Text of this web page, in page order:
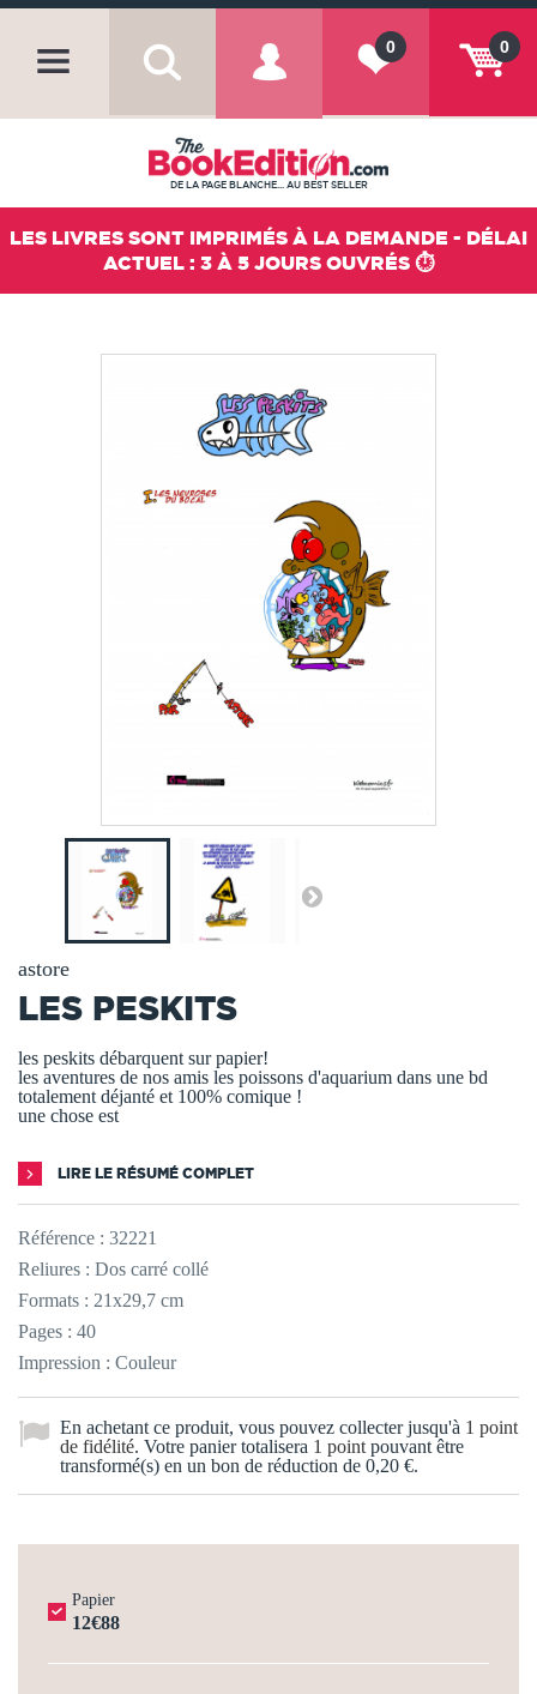
0
0
DE LA PAGE BLANCHE... AU BEST SELLER
LES LIVRES SONT IMPRIMÉS À LA DEMANDE - DÉLAI
ACTUEL : 3 À 5 JOURS OUVRÉS ⏱️
astore
LES PESKITS
les peskits débarquent sur papier!
les aventures de nos amis les poissons d'aquarium dans une bd
totalement déjanté et 100% comique !
une chose est
LIRE LE RÉSUMÉ COMPLET
Référence : 32221
Reliures : Dos carré collé
Formats : 21x29,7 cm
Pages : 40
Impression : Couleur
En achetant ce produit, vous pouvez collecter jusqu'à 1 point
de fidélité. Votre panier totalisera 1 point pouvant être
transformé(s) en un bon de réduction de 0,20 €.
Papier
12€88